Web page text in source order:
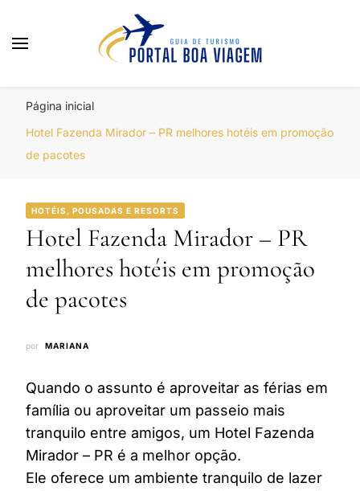
Página inicial
Hotel Fazenda Mirador – PR melhores hotéis em promoção
de pacotes
HOTÉIS, POUSADAS E RESORTS
Hotel Fazenda Mirador – PR
melhores hotéis em promoção
de pacotes
por MARIANA
Quando o assunto é aproveitar as férias em
família ou aproveitar um passeio mais
tranquilo entre amigos, um Hotel Fazenda
Mirador – PR é a melhor opção.
Ele oferece um ambiente tranquilo de lazer